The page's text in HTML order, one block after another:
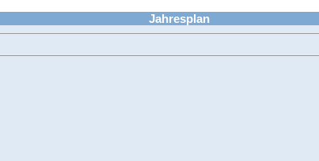
Jahresplan